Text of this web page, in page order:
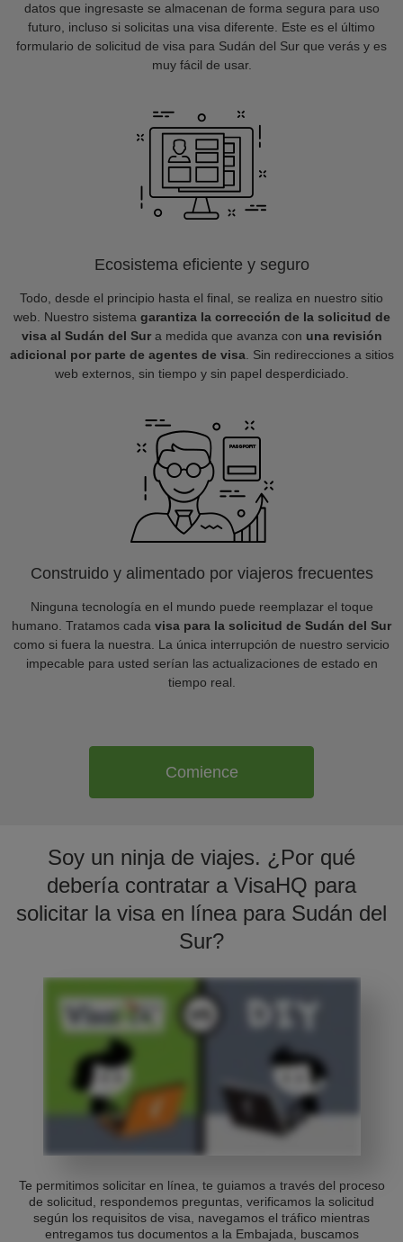
datos que ingresaste se almacenan de forma segura para uso
futuro, incluso si solicitas una visa diferente. Este es el último
formulario de solicitud de visa para Sudán del Sur que verás y es
muy fácil de usar.
Ecosistema eficiente y seguro
Todo, desde el principio hasta el final, se realiza en nuestro sitio
web. Nuestro sistema garantiza la corrección de la solicitud de
visa al Sudán del Sura medida que avanza con una revisión
adicional por parte de agentes de visa. Sin redirecciones a sitios
web externos, sin tiempo y sin papel desperdiciado.
Construido y alimentado por viajeros frecuentes
Ninguna tecnología en el mundo puede reemplazar el toque
humano. Tratamos cada visa para la solicitud de Sudán del Sur
como si fuera la nuestra. La única interrupción de nuestro servicio
impecable para usted serían las actualizaciones de estado en
tiempo real.
Comience
Soy un ninja de viajes. ¿Por qué
debería contratar a VisaHQ para
solicitar la visa en línea para Sudán del
Sur?
Te permitimos solicitar en línea, te guiamos a través del proceso
de solicitud, respondemos preguntas, verificamos la solicitud
según los requisitos de visa, navegamos el tráfico mientras
entregamos tus documentos a la Embajada, buscamos